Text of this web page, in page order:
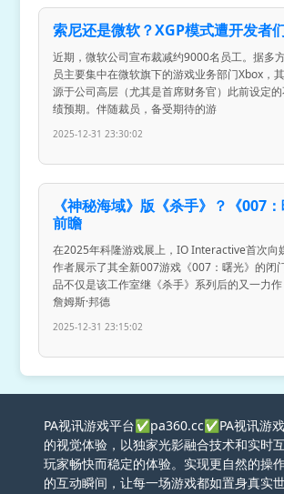
索尼还是微软？XGP模式遭开发者
近期，微软公司宣布裁减约9000名员工。据多
员主要集中在微软旗下的游戏业务部门Xbox，
源于公司高层（尤其是首席财务官）此前设定
绩预期。伴随裁员，备受期待的游
2025-12-31 23:30:02
《神秘海域》版《杀手》？《007
前瞻
在2025年科隆游戏展上，IO Interactive首次向
作者展示了其全新007游戏《007：曙光》的闭
品不仅是该工作室继《杀手》系列后的又一力
詹姆斯·邦德
2025-12-31 23:15:02
PA视讯游戏平台✅pa360.cc✅PA视讯游
的视觉体验，以独家光影融合技术和实时
玩家畅快而稳定的体验。实现更自然的操
的互动瞬间，让每一场游戏都如置身真实世